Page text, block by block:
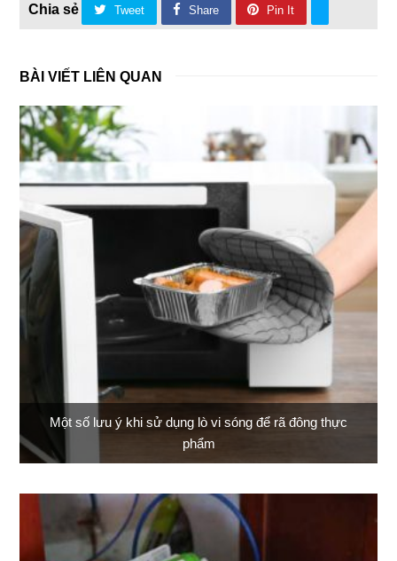
Tweet Share Pin It
BÀI VIẾT LIÊN QUAN
Một số lưu ý khi sử dụng lò vi sóng để rã đông thực
phẩm